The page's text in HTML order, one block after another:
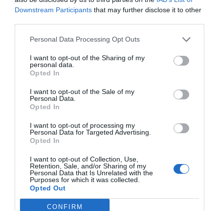
Downstream Participants that may further disclose it to other
Personal Data Processing Opt Outs
I want to opt-out of the Sharing of my
personal data.
Opted In
I want to opt-out of the Sale of my
Personal Data.
Opted In
I want to opt-out of processing my
Personal Data for Targeted Advertising.
Opted In
I want to opt-out of Collection, Use,
Retention, Sale, and/or Sharing of my
Personal Data that Is Unrelated with the
Purposes for which it was collected.
Opted Out
CONFIRM
LA RESISTENCIA
al rey Alfonso XIII
Javier Paredes 09/08/26 06:00
INTERNACIONAL
icono LGTBIQ+ Pete Buttigieg regresa a
escena y lo hace con las peores propuestas de
Ignacio Aguirre 09/08/26 06:00
Marcelo Gullo: “El trabajo de desmitificar la
historia, de poner la verdadera, de
desmontar la falsificación, es un trabajo
cristiano"